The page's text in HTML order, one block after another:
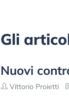
Gli
Nuovi
Vittorio Proietti